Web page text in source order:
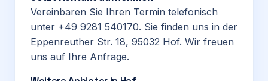
Vereinbaren Sie Ihren Termin telefonisch
unter +49 9281 540170. Sie finden uns in der
Eppenreuther Str. 18, 95032 Hof. Wir freuen
uns auf Ihre Anfrage.